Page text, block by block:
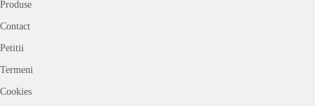
Produse
Contact
Petitii
Termeni
Cookies